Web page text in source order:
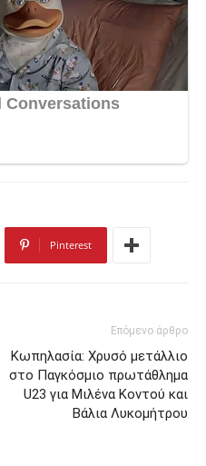
Pinterest
Επόμενο άρθρο
Κωπηλασία: Χρυσό μετάλλιο
στο Παγκόσμιο πρωτάθλημα
U23 για Μιλένα Κοντού και
Βάλια Λυκομήτρου